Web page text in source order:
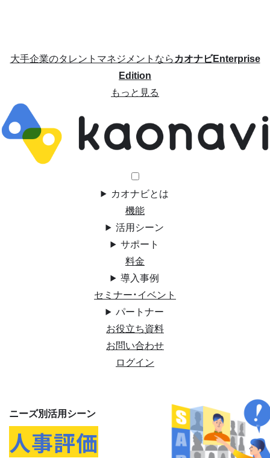
大手企業のタレントマネジメントならカオナビEnterprise
Edition
もっと見る
カオナビとは
機能
活用シーン
サポート
料金
導入事例
セミナー・イベント
パートナー
お役立ち資料
お問い合わせ
ログイン
ニーズ別活用シーン
人事評価